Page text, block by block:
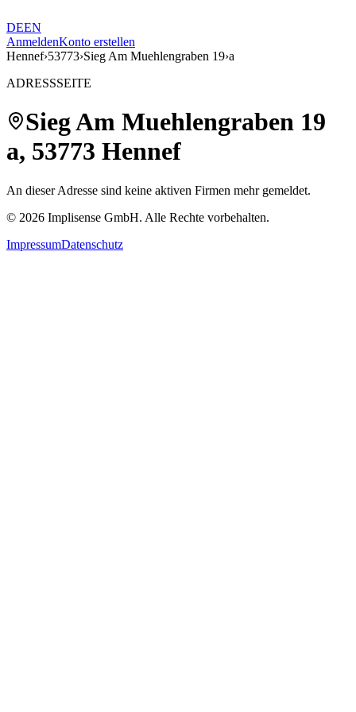
DEEN
AnmeldenKonto erstellen
Hennef›53773›Sieg Am Muehlengraben 19›a
ADRESSSEITE
Sieg Am Muehlengraben 19
a, 53773 Hennef
An dieser Adresse sind keine aktiven Firmen mehr gemeldet.
© 2026 Implisense GmbH. Alle Rechte vorbehalten.
ImpressumDatenschutz